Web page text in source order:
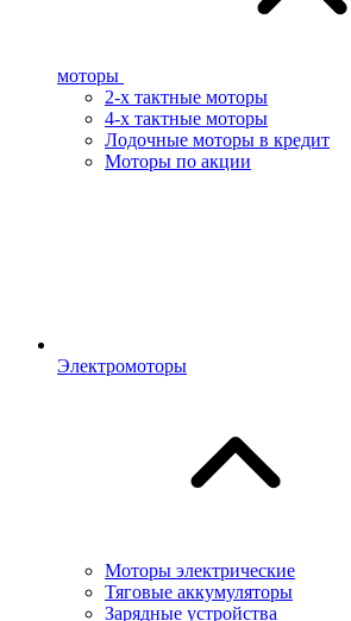
моторы
2-х тактные моторы
4-х тактные моторы
Лодочные моторы в кредит
Моторы по акции
Электромоторы
Моторы электрические
Тяговые аккумуляторы
Зарядные устройства